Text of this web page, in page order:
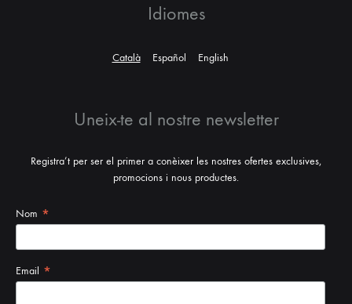
Idiomes
Català Español English
Uneix-te al nostre newsletter
Registra’t per ser el primer a conèixer les nostres ofertes exclusives,
promocions i nous productes.